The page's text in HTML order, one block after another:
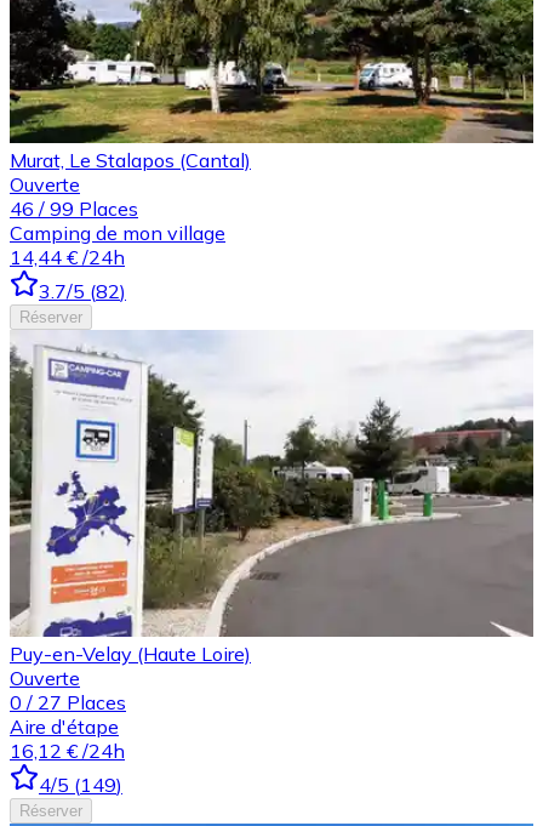
Murat, Le Stalapos (Cantal)
Ouverte
46 / 99 Places
Camping de mon village
14,44 € /24h
3.7/5 (82)
Réserver
Puy-en-Velay (Haute Loire)
Ouverte
0 / 27 Places
Aire d'étape
16,12 € /24h
4/5 (149)
Réserver